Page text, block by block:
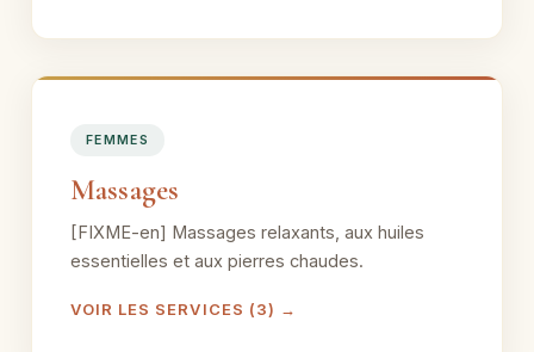
FEMMES
Massages
[FIXME-en] Massages relaxants, aux huiles
essentielles et aux pierres chaudes.
VOIR LES SERVICES (3) →